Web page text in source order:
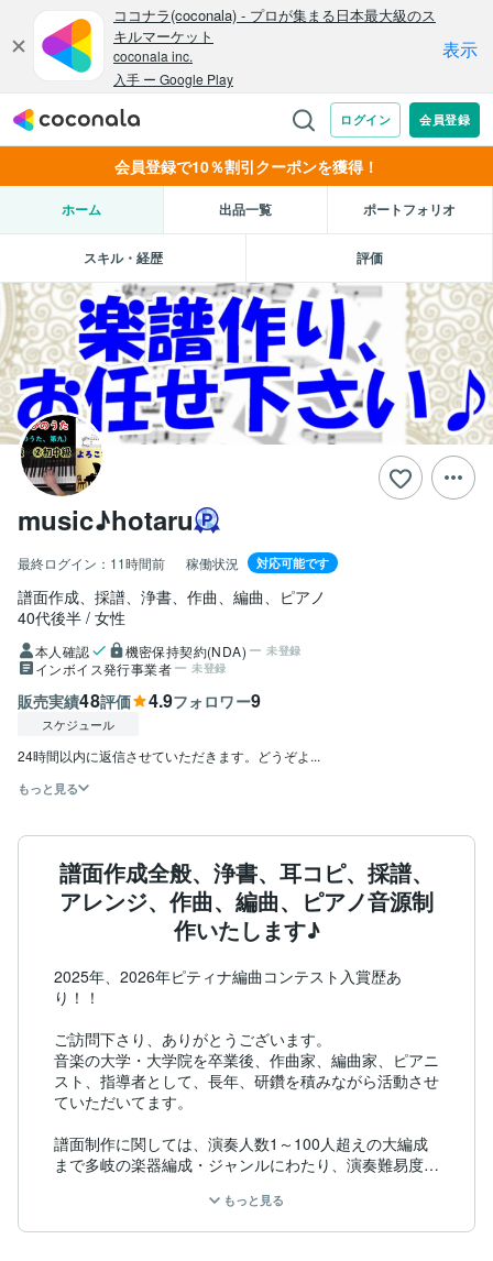
会員登録で10％割引クーポンを獲得！
ホーム 出品一覧 ポートフォリオ
スキル・経歴 評価
music♪hotaru
最終ログイン： 11時間前 稼働状況 対応可能です
譜面作成、採譜、浄書、作曲、編曲、ピアノ
40代後半 女性
本人確認 機密保持契約(NDA) 未登録
インボイス発行事業者 未登録
販売実績48評価 4.9フォロワー9
スケジュール
24時間以内に返信させていただきます。どうぞよ...
もっと見る
譜面作成全般、浄書、耳コピ、採譜、
アレンジ、作曲、編曲、ピアノ音源制
作いたします♪
2025年、2026年ピティナ編曲コンテスト入賞歴あ
り！！
ご訪問下さり、ありがとうございます。
音楽の大学・大学院を卒業後、作曲家、編曲家、ピアニ
スト、指導者として、長年、研鑽を積みながら活動させ
ていただいてます。
譜面制作に関しては、演奏人数1～100人超えの大編成
まで多岐の楽器編成・ジャンルにわたり、演奏難易度を
リジナルから編曲アレンジまで、多数の譜面1000曲以
上を作成させていただいてきました。
もっと見る